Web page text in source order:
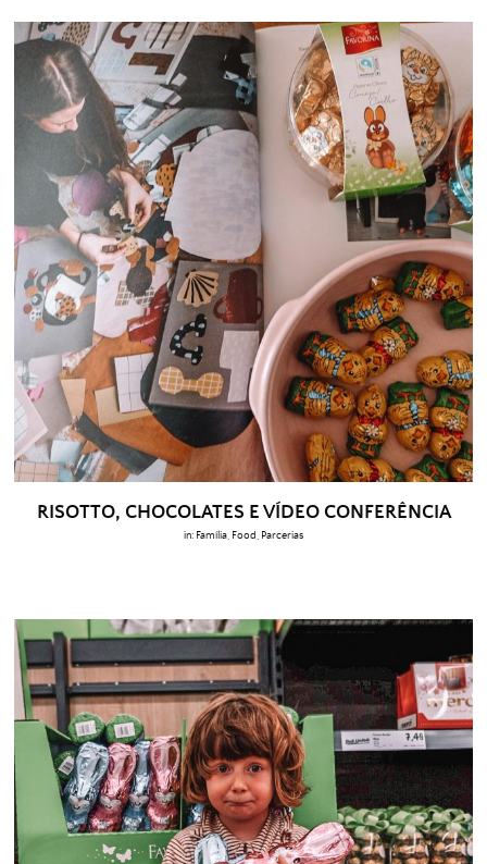
RISOTTO, CHOCOLATES E VÍDEO CONFERÊNCIA
in: Família Food Parcerias